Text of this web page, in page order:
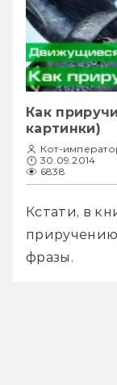
Как
картинки)
Кот-
30.09.2014
6838
Кстати, в
фразы.